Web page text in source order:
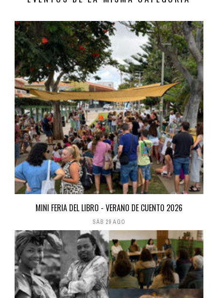
MINI FERIA DEL LIBRO - VERANO DE CUENTO 2026
SÁB 29 AGO